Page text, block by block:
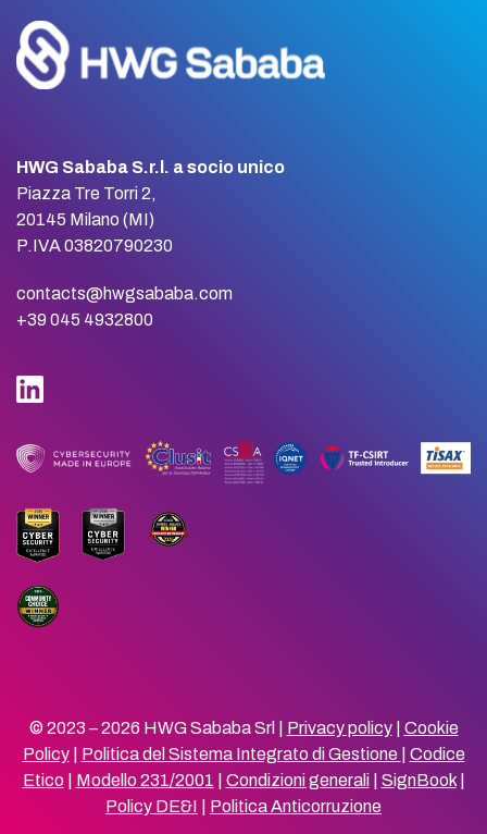
HWG Sababa S.r.l. a socio unico
Piazza Tre Torri 2,
20145 Milano (MI)
P.IVA 03820790230
contacts@hwgsababa.com
+39 045 4932800
© 2023 – 2026 HWG Sababa Srl | Privacy policy| Cookie
Policy| Politica del Sistema Integrato di Gestione
Codice
Etico| Modello 231/2001 Condizioni generali| SignBook|
Policy DE&I
Politica Anticorruzione